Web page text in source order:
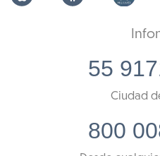
55
Ciudad
800